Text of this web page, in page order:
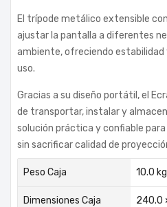
El trípode metálico extensible
ajustar la pantalla a diferentes
ambiente, ofreciendo estabilidad
uso.
Gracias a su diseño portátil, el
de transportar, instalar y
solución práctica y confiable
sin sacrificar calidad de
Peso Caja 10.0 kg
Dimensiones Caja 240.0